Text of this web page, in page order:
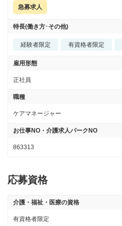
急募求人
特長(働き方･その他)
経験者限定 有資格者限定
雇用形態
正社員
職種
ケアマネージャー
お仕事NO・介護求人パークNO
863313
応募資格
介護・福祉・医療の資格
有資格者限定